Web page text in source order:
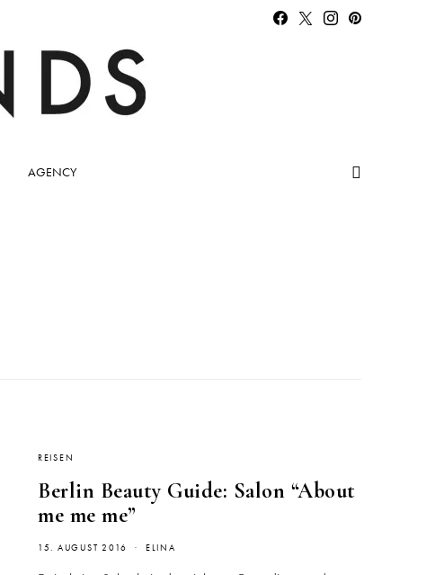
AGENCY
REISEN
Berlin Beauty Guide: Salon “About
me me me”
15. AUGUST 2016 ELINA